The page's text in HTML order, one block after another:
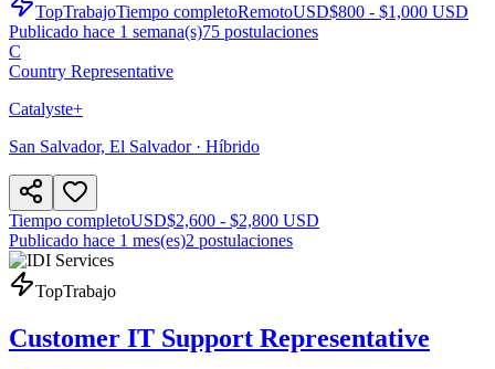
TopTrabajoTiempo completoRemotoUSD$800 - $1,000 USD
Publicado hace 1 semana(s)75 postulaciones
C
Country Representative
Catalyste+
San Salvador, El Salvador· Híbrido
Tiempo completoUSD$2,600 - $2,800 USD
Publicado hace 1 mes(es)2 postulaciones
TopTrabajo
Customer IT Support Representative